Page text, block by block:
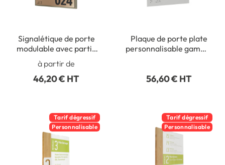
Signalétique de porte
modulable avec partie
fixe numérotée -
Gamme Slide Couleurs
à partir de
46,20 € HT
Plaque de porte plate
personnalisable gamme
56,60 € HT
Tarif dégressif
Personnalisable
Tarif dégressif
Personnalisable